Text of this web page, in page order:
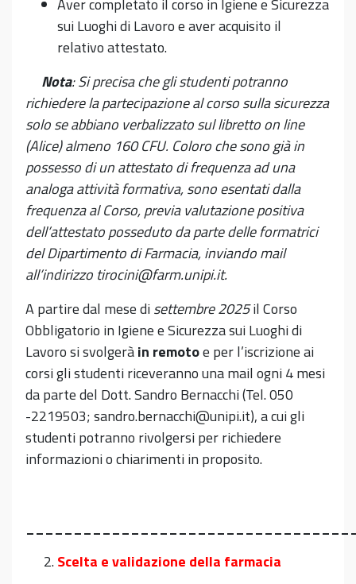
Aver completato il corso in Igiene e Sicurezza
sui Luoghi di Lavoro e aver acquisito il
relativo attestato.
Nota: Si precisa che gli studenti potranno
richiedere la partecipazione al corso sulla sicurezza
solo se abbiano verbalizzato sul libretto on line
(Alice) almeno 160 CFU. Coloro che sono già in
possesso di un attestato di frequenza ad una
analoga attività formativa, sono esentati dalla
frequenza al Corso, previa valutazione positiva
dell’attestato posseduto da parte delle formatrici
del Dipartimento di Farmacia, inviando mail
all’indirizzo tirocini@farm.unipi.it.
A partire dal mese disettembre 2025il Corso
Obbligatorio in Igiene e Sicurezza sui Luoghi di
Lavoro si svolgeràin remotoe per l’iscrizione ai
corsi gli studenti riceveranno una mail ogni 4 mesi
da parte del Dott. Sandro Bernacchi (Tel. 050
-2219503; sandro.bernacchi@unipi.it), a cui gli
studenti potranno rivolgersi per richiedere
informazioni o chiarimenti in proposito.
Scelta e validazione della farmacia